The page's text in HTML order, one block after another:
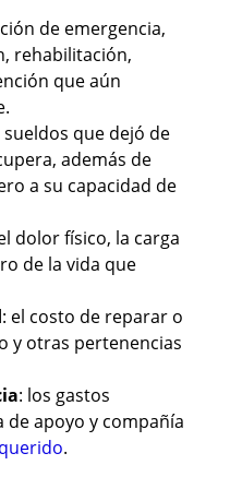
de emergencia,
rehabilitación,
que aún
sueldos que dejó de
además de
a su capacidad de
dolor físico, la carga
de la vida que
: el costo de reparar o
y otras pertenencias
: los gastos
apoyo y compañía
.